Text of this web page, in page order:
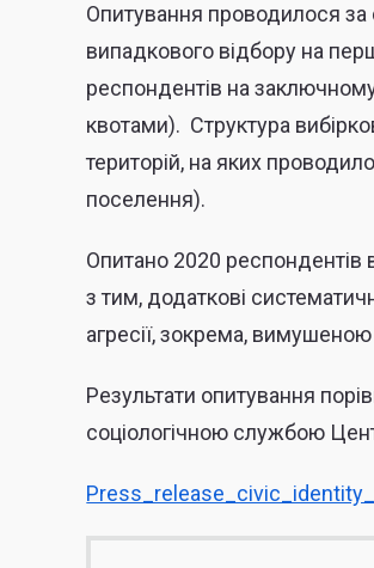
Опитування проводилося
випадкового відбору на
респондентів на
квотами). Структура
територій, на яких
поселення).
Опитано 2020 респондентів
з тим, додаткові
агресії, зокрема,
Результати опитування
соціологічною службою